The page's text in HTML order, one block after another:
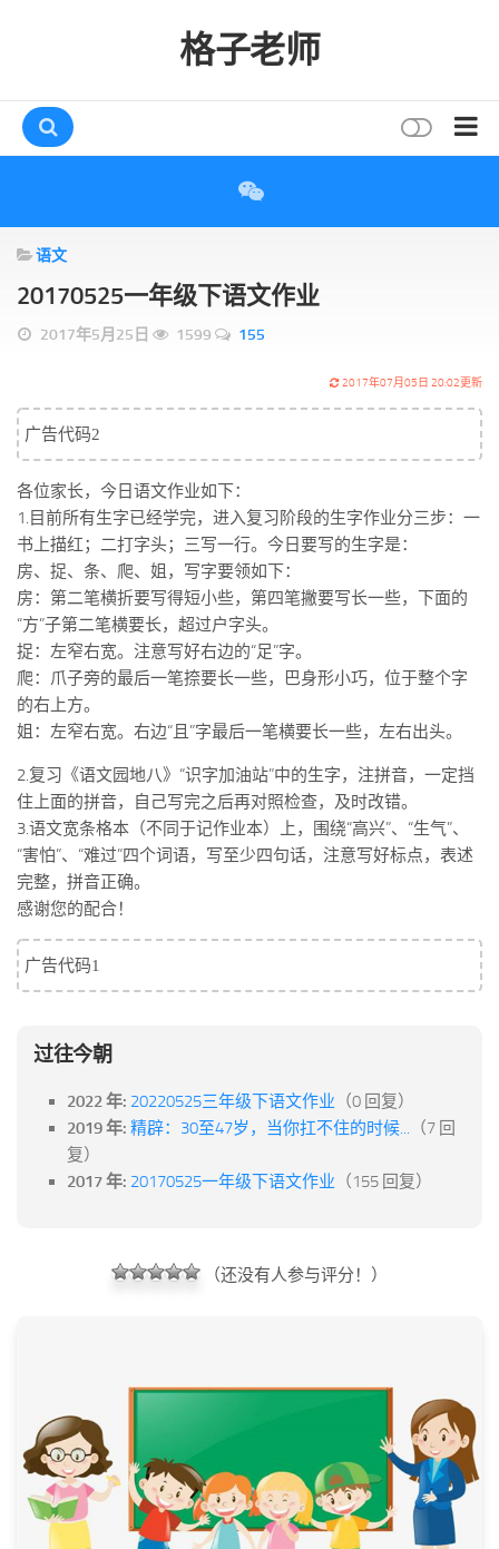
格子老师
互动
评论
打赏
读者
存档
标签
论坛
论坛搜索
页面
关于
博客树
精品域名
友情链接
语文
20170525一年级下语文作业
2017年5月25日 1599 155
2017年07月05日 20:02更新
广告代码2
各位家长，今日语文作业如下：
1.目前所有生字已经学完，进入复习阶段的生字作业分三步：一
书上描红；二打字头；三写一行。今日要写的生字是：
房、捉、条、爬、姐，写字要领如下：
房：第二笔横折要写得短小些，第四笔撇要写长一些，下面的
“方”子第二笔横要长，超过户字头。
捉：左窄右宽。注意写好右边的“足”字。
爬：爪子旁的最后一笔捺要长一些，巴身形小巧，位于整个字
的右上方。
姐：左窄右宽。右边“且”字最后一笔横要长一些，左右出头。
2.复习《语文园地八》“识字加油站”中的生字，注拼音，一定挡
住上面的拼音，自己写完之后再对照检查，及时改错。
3.语文宽条格本（不同于记作业本）上，围绕“高兴”、“生气”、
“害怕”、“难过”四个词语，写至少四句话，注意写好标点，表述
完整，拼音正确。
感谢您的配合！
广告代码1
过往今朝
2022 年: 20220525三年级下语文作业 （0 回复）
2019 年: 精辟：30至47岁，当你扛不住的时候... （7 回
复）
2017 年: 20170525一年级下语文作业 （155 回复）
（还没有人参与评分！）